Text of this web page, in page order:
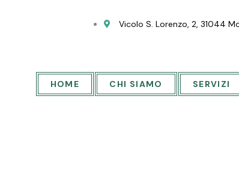
Vicolo S. Lorenzo, 2, 31044
HOME CHI SIAMO SERVIZI